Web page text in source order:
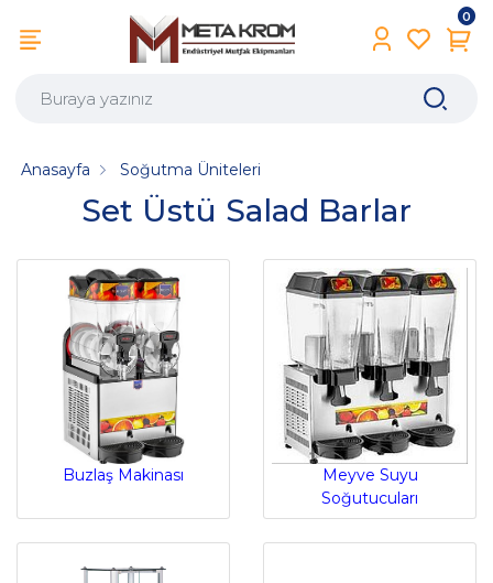
0
Set Üstü Salad Barlar
Anasayfa Soğutma Üniteleri
Buzlaş Makinası
Meyve Suyu
Soğutucuları